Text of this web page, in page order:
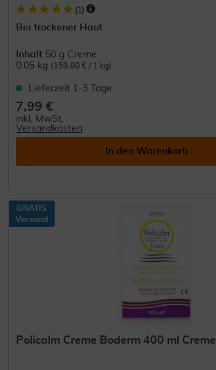
(1 )
Bei trockener Haut
Inhalt 50 g Creme
0.05 kg (159,80 € / 1 kg)
Lieferzeit 1-3 Tage
7,99 €
inkl. MwSt.
Versandkosten
In den Warenkorb
GRATIS
Versand
Policalm Creme Boderm 400 ml Creme